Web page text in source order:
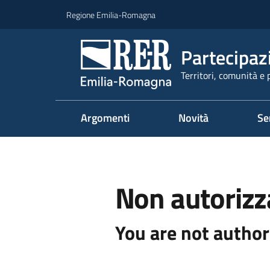
Regione Emilia-Romagna
Territori, comunità e
Argomenti Novità
Non
You are not